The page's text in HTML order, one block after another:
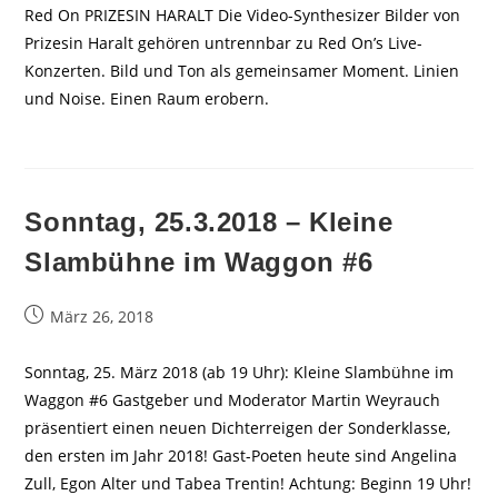
Red On PRIZESIN HARALT Die Video-Synthesizer Bilder von
Prizesin Haralt gehören untrennbar zu Red On’s Live-
Konzerten. Bild und Ton als gemeinsamer Moment. Linien
und Noise. Einen Raum erobern.
Sonntag, 25.3.2018 – Kleine
Slambühne im Waggon #6
BeitragMärz 26, 2018
Sonntag, 25. März 2018 (ab 19 Uhr): Kleine Slambühne im
Waggon #6 Gastgeber und Moderator Martin Weyrauch
präsentiert einen neuen Dichterreigen der Sonderklasse,
den ersten im Jahr 2018! Gast-Poeten heute sind Angelina
Zull, Egon Alter und Tabea Trentin! Achtung: Beginn 19 Uhr!